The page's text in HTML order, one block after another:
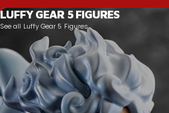
LUFFY GEAR 5 FIGURES
See all Luffy Gear 5 Figures